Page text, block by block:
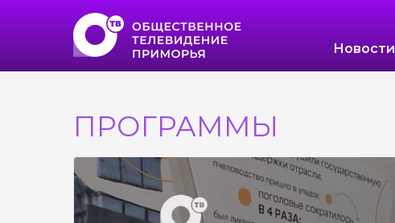
Новости
ПРОГРАММЫ